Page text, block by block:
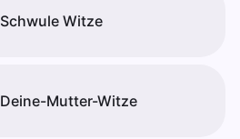
Schwule Witze
Deine-Mutter-Witze